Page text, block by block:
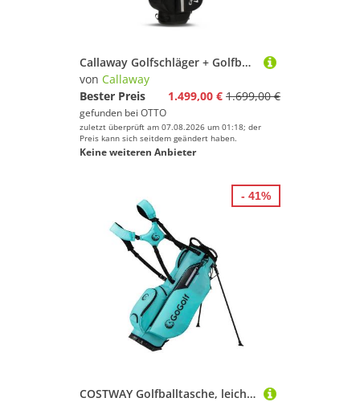
Callaway Golfschläger + Golfbag Callaway XR Golf Komplettset Herren (13-teilig) Graphite Regular, Driver, Holz 3, Hybrid 4 & 5, Eisen 6-9, PW, AW, SW, Odyssey Putter, Fehlerverzeihung & maximale Distanz
von Callaway
Bester Preis
1.499,00 € 1.699,00 €
gefunden bei OTTO
zuletzt überprüft am 07.08.2026 um 01:18; der
Preis kann sich seitdem geändert haben.
Keine weiteren Anbieter
COSTWAY Golfballtasche, leichtes Golftasche mit Ständer
- 41%